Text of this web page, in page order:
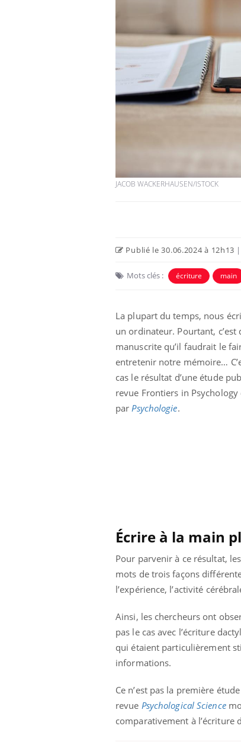
JACOB WACKERHAUSEN/ISTOCK
Publié le 30.06.2024 à 12h13
Mots clés : écriture main
La plupart du temps, nous
un ordinateur. Pourtant, c’est
manuscrite qu’il faudrait le
entretenir notre mémoire…
cas le résultat d’une étude
revue Frontiers in Psychology
par Psychologie.
Écrire à la main
Pour parvenir à ce résultat,
mots de trois façons
l’expérience, l’activité
Ainsi, les chercheurs ont
pas le cas avec l’écriture
qui étaient particulièrement
informations.
Ce n’est pas la première
revue Psychological Science
comparativement à l’écriture
Hantavirus : un cas
détecté chez un touriste
en France
Mortalité infantile : un
rapport s’interroge sur
son taux élevé en France